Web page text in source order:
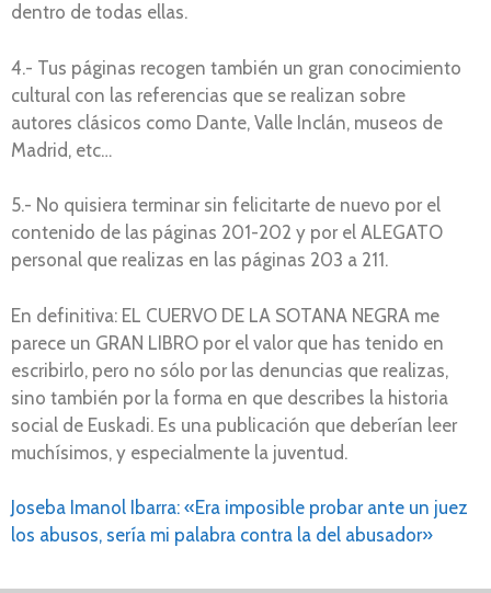
dentro de todas ellas.
4.- Tus páginas recogen también un gran conocimiento
cultural con las referencias que se realizan sobre
autores clásicos como Dante, Valle Inclán, museos de
Madrid, etc…
5.- No quisiera terminar sin felicitarte de nuevo por el
contenido de las páginas 201-202 y por el ALEGATO
personal que realizas en las páginas 203 a 211.
En definitiva: EL CUERVO DE LA SOTANA NEGRA me
parece un GRAN LIBRO por el valor que has tenido en
escribirlo, pero no sólo por las denuncias que realizas,
sino también por la forma en que describes la historia
social de Euskadi. Es una publicación que deberían leer
muchísimos, y especialmente la juventud.
Joseba Imanol Ibarra: «Era imposible probar ante un juez
los abusos, sería mi palabra contra la del abusador»